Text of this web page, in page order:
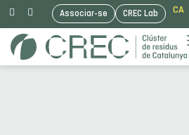
Vés
al
Associar-se CREC Lab CA